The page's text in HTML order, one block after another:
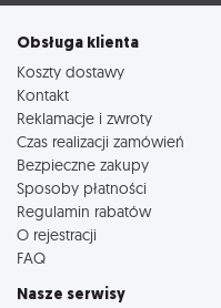
Obsługa klienta
Koszty dostawy
Kontakt
Reklamacje i zwroty
Czas realizacji zamówień
Bezpieczne zakupy
Sposoby płatności
Regulamin rabatów
O rejestracji
FAQ
Nasze serwisy